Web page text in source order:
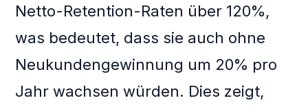
Netto-Retention-Raten über 120%,
was bedeutet, dass sie auch ohne
Neukundengewinnung um 20% pro
Jahr wachsen würden. Dies zeigt,